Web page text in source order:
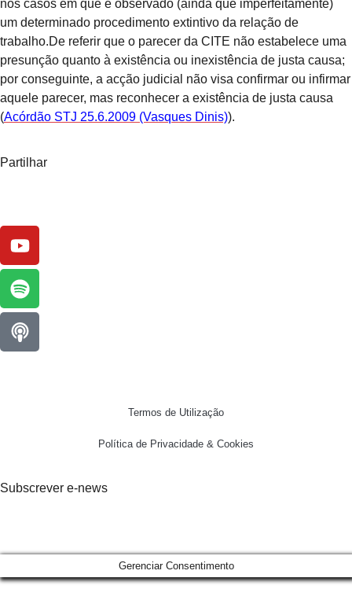
nos casos em que é observado (ainda que imperfeitamente)
um determinado procedimento extintivo da relação de
trabalho.De referir que o parecer da CITE não estabelece uma
presunção quanto à existência ou inexistência de justa causa;
por conseguinte, a acção judicial não visa confirmar ou infirmar
aquele parecer, mas reconhecer a existência de justa causa
(Acórdão STJ 25.6.2009 (Vasques Dinis)).
Partilhar
Termos de Utilização
Política de Privacidade & Cookies
Subscrever e-news
Gerenciar Consentimento